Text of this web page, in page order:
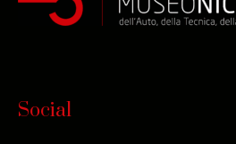
Social